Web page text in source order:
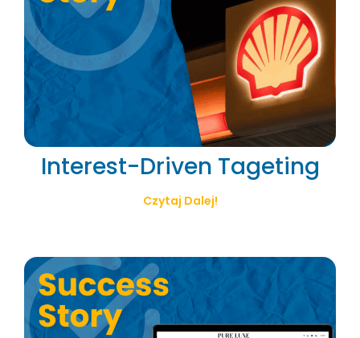
Interest-Driven Tageting
Czytaj Dalej!